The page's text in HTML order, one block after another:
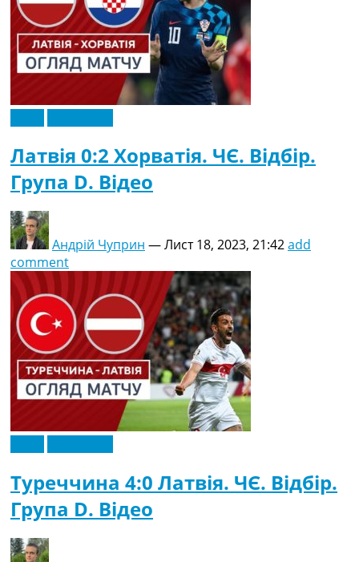
Латвія 0:2 Хорватія. ЧЄ. Відбір.
Група D. Відео
Андрій Чуприн —Лист 18, 2023, 21:42add
comment
Туреччина 4:0 Латвія. ЧЄ. Відбір.
Група D. Відео